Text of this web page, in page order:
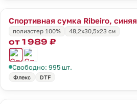
Спортивная сумка Ribeiro, синяя
полиэстер 100%
48,2x30,5x23 cм
от 1 989 ₽
Свободно: 995 шт.
Флекс DTF